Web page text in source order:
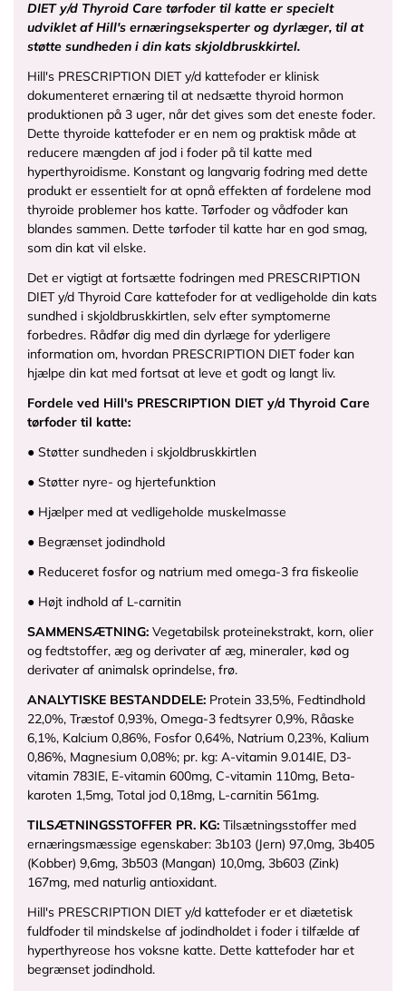
DIET y/d Thyroid Care tørfoder til katte er specielt
udviklet af Hill's ernæringseksperter og dyrlæger, til at
støtte sundheden i din kats skjoldbruskkirtel.
Hill's PRESCRIPTION DIET y/d kattefoder er klinisk
dokumenteret ernæring til at nedsætte thyroid hormon
produktionen på 3 uger, når det gives som det eneste foder.
Dette thyroide kattefoder er en nem og praktisk måde at
reducere mængden af jod i foder på til katte med
hyperthyroidisme. Konstant og langvarig fodring med dette
produkt er essentielt for at opnå effekten af fordelene mod
thyroide problemer hos katte. Tørfoder og vådfoder kan
blandes sammen. Dette tørfoder til katte har en god smag,
som din kat vil elske.
Det er vigtigt at fortsætte fodringen med PRESCRIPTION
DIET y/d Thyroid Care kattefoder for at vedligeholde din kats
sundhed i skjoldbruskkirtlen, selv efter symptomerne
forbedres. Rådfør dig med din dyrlæge for yderligere
information om, hvordan PRESCRIPTION DIET foder kan
hjælpe din kat med fortsat at leve et godt og langt liv.
Fordele ved Hill's PRESCRIPTION DIET y/d Thyroid Care
tørfoder til katte:
● Støtter sundheden i skjoldbruskkirtlen
● Støtter nyre- og hjertefunktion
● Hjælper med at vedligeholde muskelmasse
● Begrænset jodindhold
● Reduceret fosfor og natrium med omega-3 fra fiskeolie
● Højt indhold af L-carnitin
SAMMENSÆTNING: Vegetabilsk proteinekstrakt, korn, olier
og fedtstoffer, æg og derivater af æg, mineraler, kød og
derivater af animalsk oprindelse, frø.
ANALYTISKE BESTANDDELE: Protein 33,5%, Fedtindhold
22,0%, Træstof 0,93%, Omega-3 fedtsyrer 0,9%, Råaske
6,1%, Kalcium 0,86%, Fosfor 0,64%, Natrium 0,23%, Kalium
0,86%, Magnesium 0,08%; pr. kg: A-vitamin 9.014IE, D3-
vitamin 783IE, E-vitamin 600mg, C-vitamin 110mg, Beta-
karoten 1,5mg, Total jod 0,18mg, L-carnitin 561mg.
TILSÆTNINGSSTOFFER PR. KG: Tilsætningsstoffer med
ernæringsmæssige egenskaber: 3b103 (Jern) 97,0mg, 3b405
(Kobber) 9,6mg, 3b503 (Mangan) 10,0mg, 3b603 (Zink)
167mg, med naturlig antioxidant.
Hill's PRESCRIPTION DIET y/d kattefoder er et diætetisk
fuldfoder til mindskelse af jodindholdet i foder i tilfælde af
hyperthyreose hos voksne katte. Dette kattefoder har et
begrænset jodindhold.